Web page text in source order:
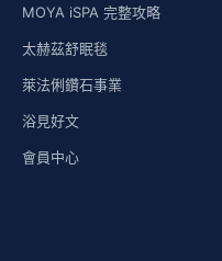
MOYA iSPA 完整攻略
太赫茲舒眠毯
萊法俐鑽石事業
浴見好文
會員中心